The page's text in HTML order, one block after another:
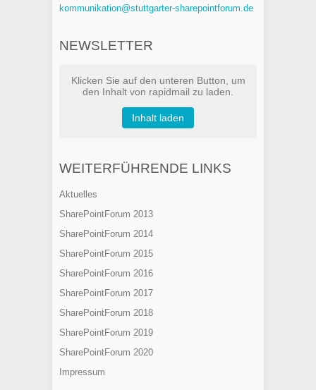
kommunikation@stuttgarter-sharepointforum.de
NEWSLETTER
Klicken Sie auf den unteren Button, um
den Inhalt von rapidmail zu laden.
Inhalt laden
WEITERFÜHRENDE LINKS
Aktuelles
SharePointForum 2013
SharePointForum 2014
SharePointForum 2015
SharePointForum 2016
SharePointForum 2017
SharePointForum 2018
SharePointForum 2019
SharePointForum 2020
Impressum